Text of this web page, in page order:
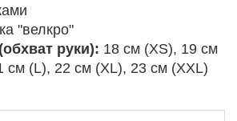
"велкро"
руки): 18 см (XS), 19 см
см (L), 22 см (XL), 23 см (XXL)